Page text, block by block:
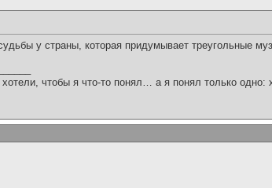
у страны, которая придумывает треугольные
чтобы я что-то понял… а я понял только одно: